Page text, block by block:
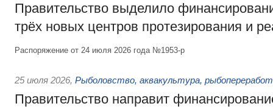
Правительство выделило
трёх новых центров протезирования и
Распоряжение от 24 июля 2026 года №1953-р
25 июля 2026, Рыболовство, аквакультура,
Правительство направит